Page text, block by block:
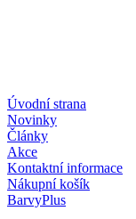
Úvodní strana
Novinky
Články
Akce
Kontaktní informace
Nákupní košík
BarvyPlus